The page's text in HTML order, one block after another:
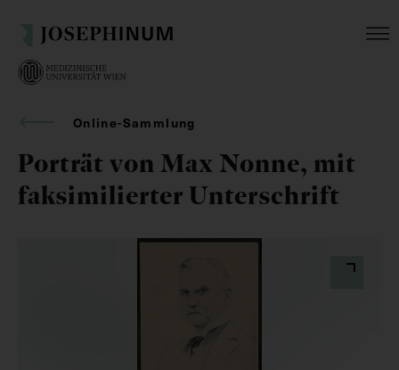
Online-Sammlung
Porträt von Max Nonne, mit
faksimilierter Unterschrift